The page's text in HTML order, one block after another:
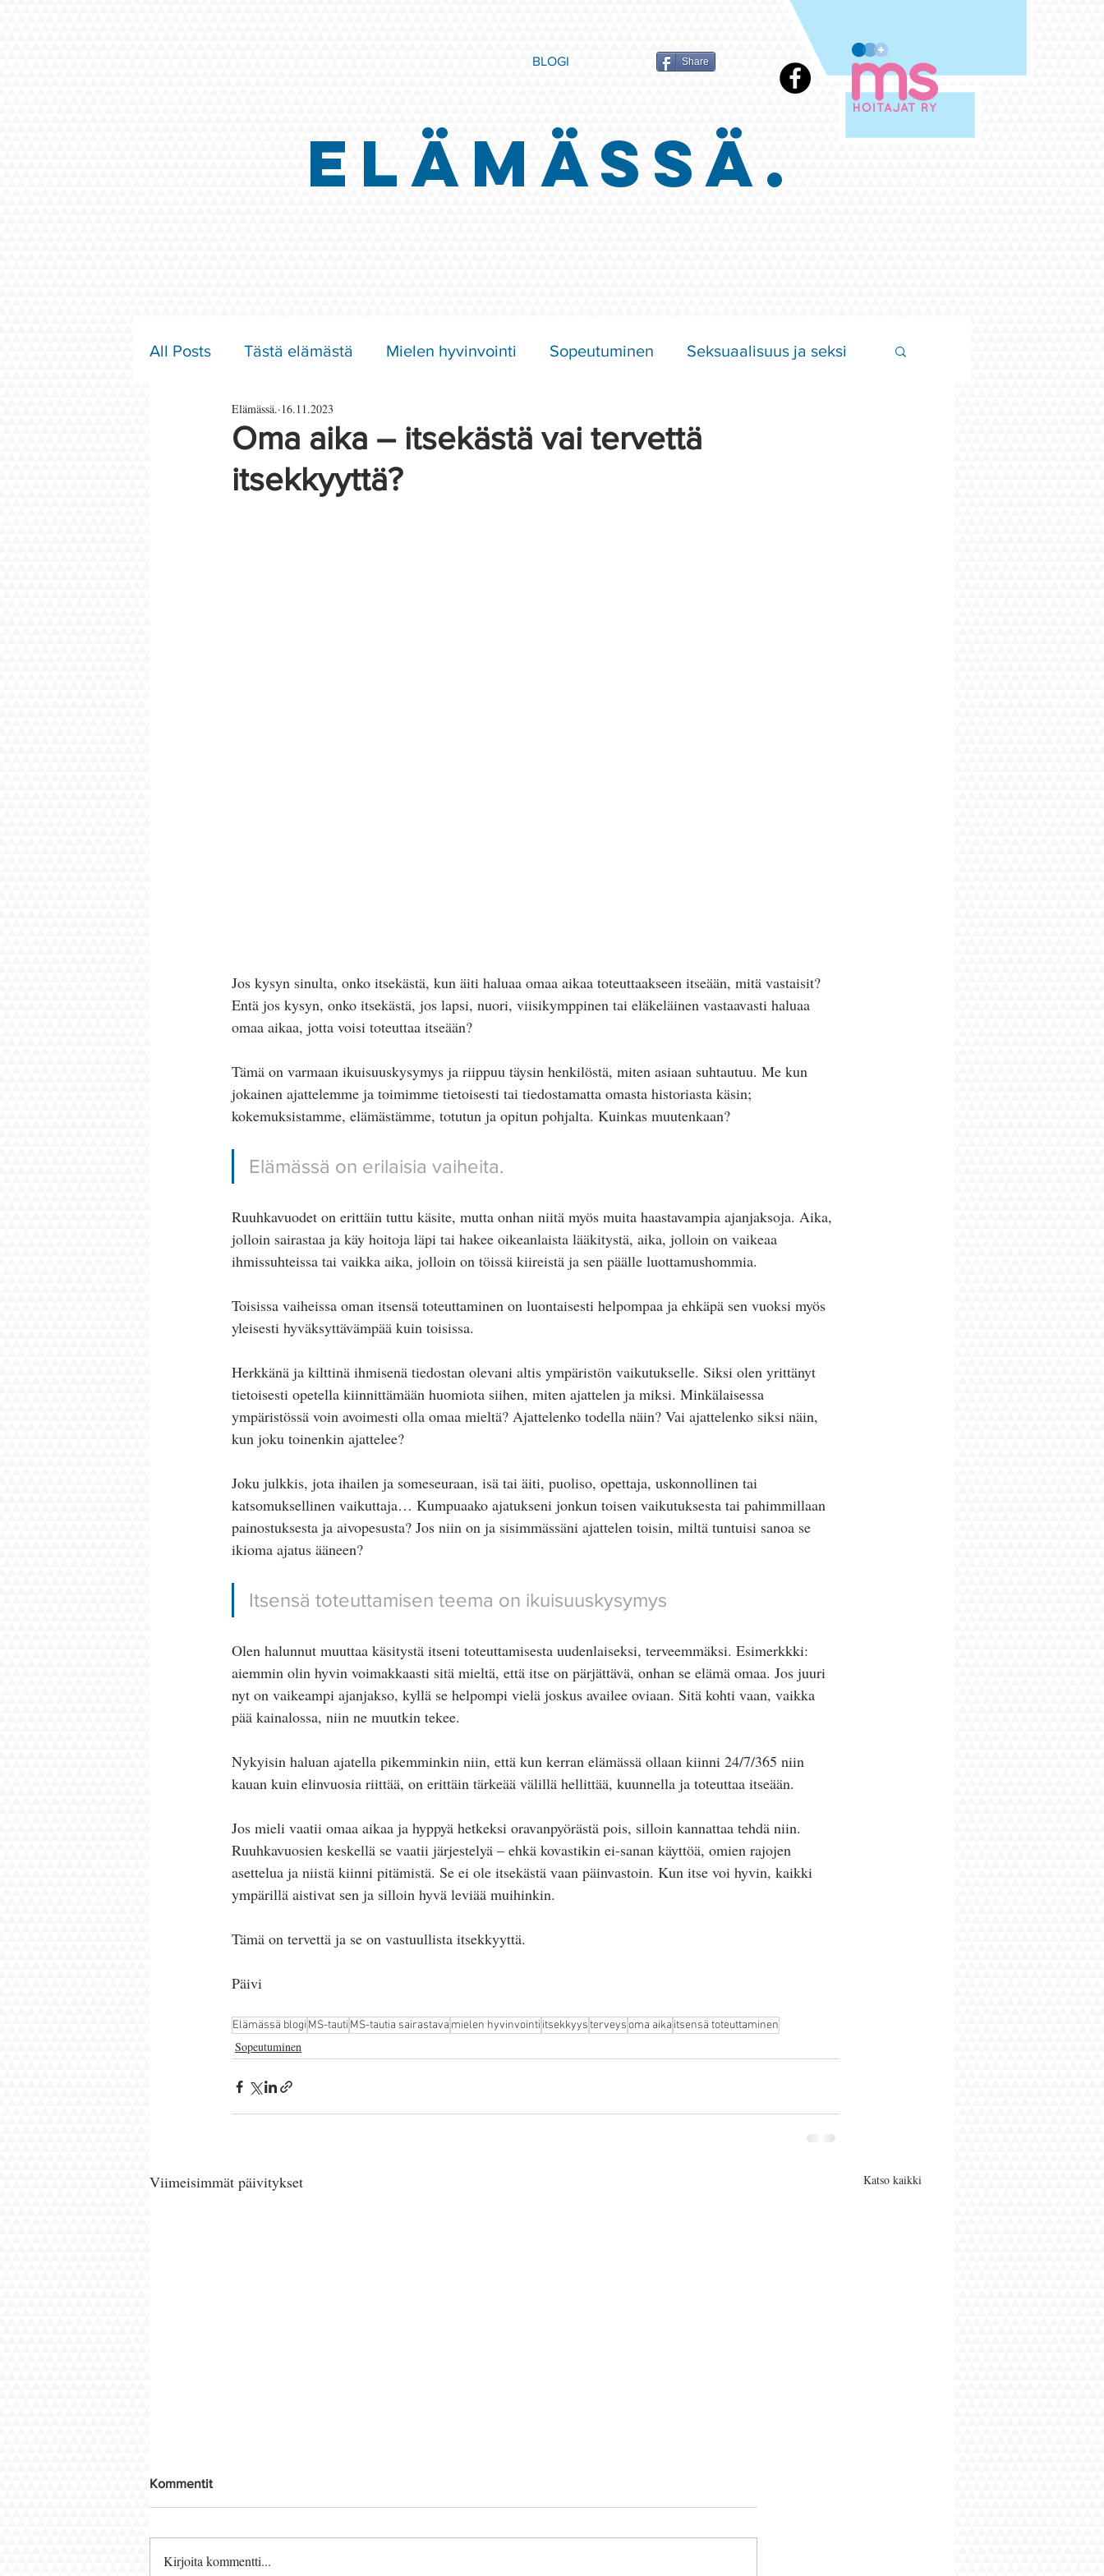
BLOGI Share
ELÄMÄSSÄ.
All Posts Tästä elämästä Mielen hyvinvointi Sopeutuminen Seksuaalisuus ja seksi
Parisuhde ja rakkaus
Oma aika – itsekästä vai tervettä
itsekkyyttä?
Elämässä. 16.11.2023
Jos kysyn sinulta, onko itsekästä, kun äiti haluaa omaa aikaa toteuttaakseen itseään, mitä vastaisit?
Entä jos kysyn, onko itsekästä, jos lapsi, nuori, viisikymppinen tai eläkeläinen vastaavasti haluaa
omaa aikaa, jotta voisi toteuttaa itseään?
Tämä on varmaan ikuisuuskysymys ja riippuu täysin henkilöstä, miten asiaan suhtautuu. Me kun
jokainen ajattelemme ja toimimme tietoisesti tai tiedostamatta omasta historiasta käsin;
kokemuksistamme, elämästämme, totutun ja opitun pohjalta. Kuinkas muutenkaan?
Elämässä on erilaisia vaiheita.
Ruuhkavuodet on erittäin tuttu käsite, mutta onhan niitä myös muita haastavampia ajanjaksoja. Aika,
jolloin sairastaa ja käy hoitoja läpi tai hakee oikeanlaista lääkitystä, aika, jolloin on vaikeaa
ihmissuhteissa tai vaikka aika, jolloin on töissä kiireistä ja sen päälle luottamushommia.
Toisissa vaiheissa oman itsensä toteuttaminen on luontaisesti helpompaa ja ehkäpä sen vuoksi myös
yleisesti hyväksyttävämpää kuin toisissa.
Herkkänä ja kilttinä ihmisenä tiedostan olevani altis ympäristön vaikutukselle. Siksi olen yrittänyt
tietoisesti opetella kiinnittämään huomiota siihen, miten ajattelen ja miksi. Minkälaisessa
ympäristössä voin avoimesti olla omaa mieltä? Ajattelenko todella näin? Vai ajattelenko siksi näin,
kun joku toinenkin ajattelee?
Joku julkkis, jota ihailen ja someseuraan, isä tai äiti, puoliso, opettaja, uskonnollinen tai
katsomuksellinen vaikuttaja… Kumpuaako ajatukseni jonkun toisen vaikutuksesta tai pahimmillaan
painostuksesta ja aivopesusta? Jos niin on ja sisimmässäni ajattelen toisin, miltä tuntuisi sanoa se
ikioma ajatus ääneen?
Itsensä toteuttamisen teema on ikuisuuskysymys
Olen halunnut muuttaa käsitystä itseni toteuttamisesta uudenlaiseksi, terveemmäksi. Esimerkkki:
aiemmin olin hyvin voimakkaasti sitä mieltä, että itse on pärjättävä, onhan se elämä omaa. Jos juuri
nyt on vaikeampi ajanjakso, kyllä se helpompi vielä joskus availee oviaan. Sitä kohti vaan, vaikka
pää kainalossa, niin ne muutkin tekee.
Nykyisin haluan ajatella pikemminkin niin, että kun kerran elämässä ollaan kiinni 24/7/365 niin
kauan kuin elinvuosia riittää, on erittäin tärkeää välillä hellittää, kuunnella ja toteuttaa itseään.
Jos mieli vaatii omaa aikaa ja hyppyä hetkeksi oravanpyörästä pois, silloin kannattaa tehdä niin.
Ruuhkavuosien keskellä se vaatii järjestelyä – ehkä kovastikin ei-sanan käyttöä, omien rajojen
asettelua ja niistä kiinni pitämistä. Se ei ole itsekästä vaan päinvastoin. Kun itse voi hyvin, kaikki
ympärillä aistivat sen ja silloin hyvä leviää muihinkin.
Tämä on tervettä ja se on vastuullista itsekkyyttä.
Päivi
Elämässä blogi MS-tauti MS-tautia sairastava mielen hyvinvointi itsekkyysterveysoma aika itsensä toteuttaminen
Sopeutuminen
Viimeisimmät päivitykset Katso kaikki
Kommentit
Kirjoita kommentti...